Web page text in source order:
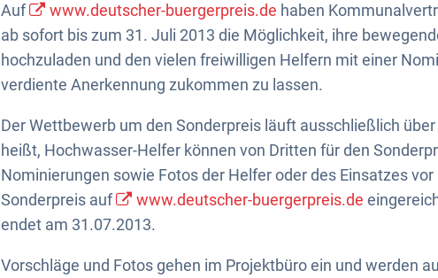
Auf www.deutscher-buergerpreis.de haben
ab sofort bis zum 31. Juli 2013 die Möglichkeit, ihre
hochzuladen und den vielen freiwilligen Helfern mit einer
verdiente Anerkennung zukommen zu lassen.
Der Wettbewerb um den Sonderpreis läuft ausschließlich
heißt, Hochwasser-Helfer können von Dritten für den
Nominierungen sowie Fotos der Helfer oder des Einsatzes
Sonderpreis auf
www.deutscher-buergerpreis.de
endet am 31.07.2013.
Vorschläge und Fotos gehen im Projektbüro ein und werden